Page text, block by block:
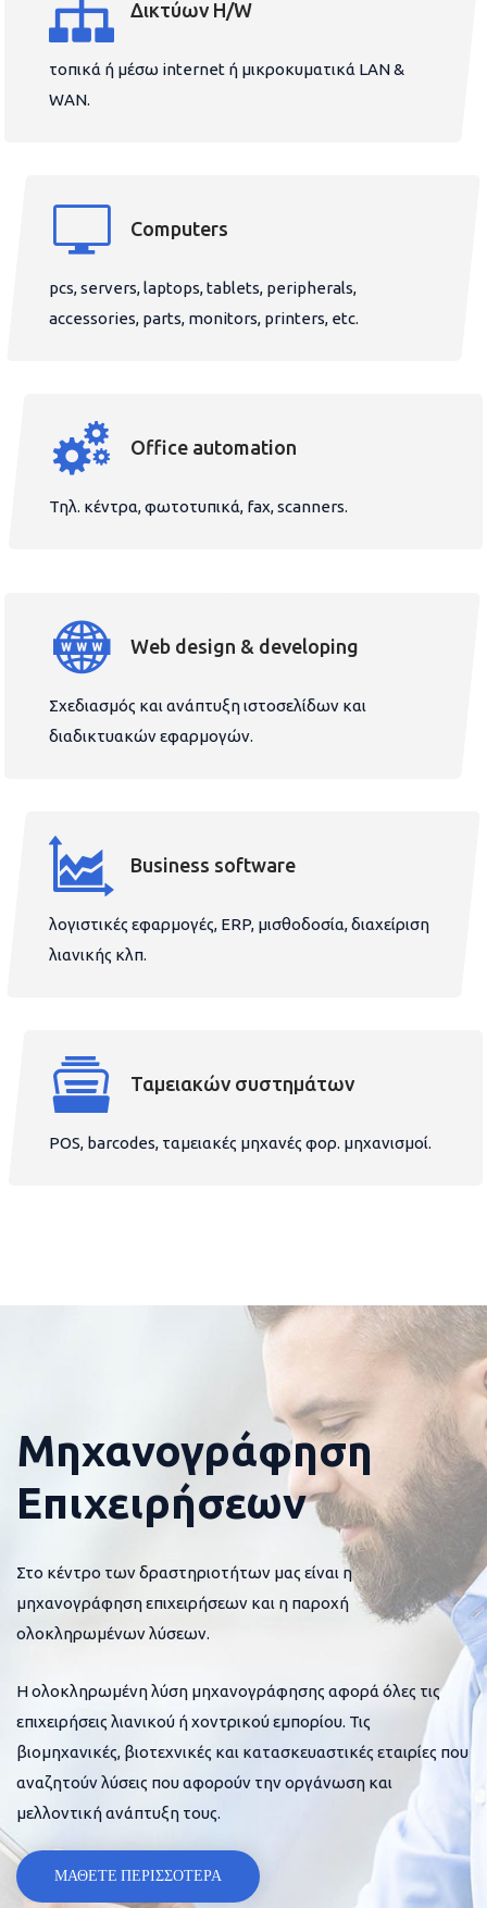
Δικτύων H/W
τοπικά ή μέσω internet ή μικροκυματικά LAN &
WAN.
Computers
pcs, servers, laptops, tablets, peripherals,
accessories, parts, monitors, printers, etc.
Office automation
Τηλ. κέντρα, φωτοτυπικά, fax, scanners.
Web design & developing
Σχεδιασμός και ανάπτυξη ιστοσελίδων και
διαδικτυακών εφαρμογών.
Business software
λογιστικές εφαρμογές, ERP, μισθοδοσία, διαχείριση
λιανικής κλπ.
Ταμειακών συστημάτων
POS, barcodes, ταμειακές μηχανές φορ. μηχανισμοί.
Μηχανογράφηση
Επιχειρήσεων
Στο κέντρο των δραστηριοτήτων μας είναι η
μηχανογράφηση επιχειρήσεων και η παροχή
ολοκληρωμένων λύσεων.
Η ολοκληρωμένη λύση μηχανογράφησης αφορά όλες τις
επιχειρήσεις λιανικού ή χοντρικού εμπορίου. Τις
βιομηχανικές, βιοτεχνικές και κατασκευαστικές εταιρίες που
αναζητούν λύσεις που αφορούν την οργάνωση και
μελλοντική ανάπτυξη τους.
ΜΑΘΕΤΕ ΠΕΡΙΣΣΟΤΕΡΑ